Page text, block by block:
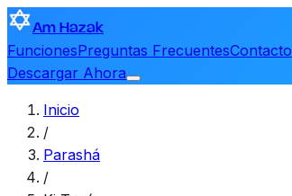
Am Hazak
FuncionesPreguntas FrecuentesContacto
Descargar Ahora
Inicio
/
Parashá
/